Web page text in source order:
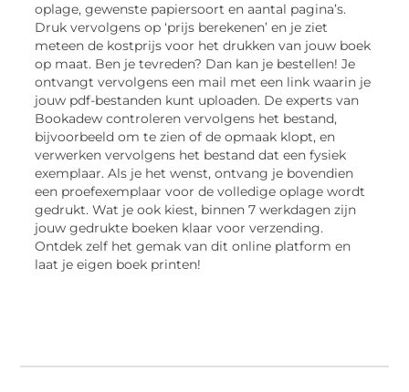
oplage, gewenste papiersoort en aantal pagina’s.
Druk vervolgens op ‘prijs berekenen’ en je ziet
meteen de kostprijs voor het drukken van jouw boek
op maat. Ben je tevreden? Dan kan je bestellen! Je
ontvangt vervolgens een mail met een link waarin je
jouw pdf-bestanden kunt uploaden. De experts van
Bookadew controleren vervolgens het bestand,
bijvoorbeeld om te zien of de opmaak klopt, en
verwerken vervolgens het bestand dat een fysiek
exemplaar. Als je het wenst, ontvang je bovendien
een proefexemplaar voor de volledige oplage wordt
gedrukt. Wat je ook kiest, binnen 7 werkdagen zijn
jouw gedrukte boeken klaar voor verzending.
Ontdek zelf het gemak van dit online platform en
laat je eigen boek printen!